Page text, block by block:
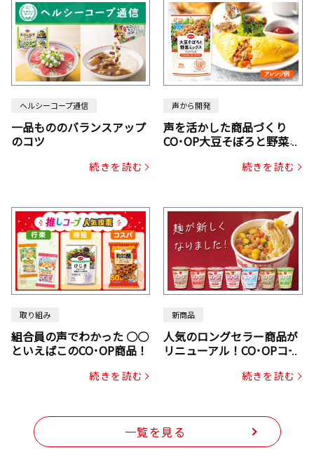
ヘルシーコープ通信
一品もののバランスアップ
のコツ
続きを読む
声から開発
声を活かした商品づくり
CO･OP大豆そぼろと野菜ミ
じん・コーン入り）続きを読む
取り組み
組合員の声でわかった ○○
といえばこのCO･OP商品！
続きを読む
新商品
人気のロングセラー商品が
リニューアル！CO･OPコー
続きを読む
一覧を見る